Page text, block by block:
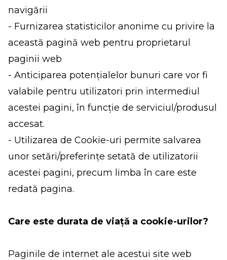
navigării
- Furnizarea statisticilor anonime cu privire la
această pagină web pentru proprietarul
paginii web
- Anticiparea potențialelor bunuri care vor fi
valabile pentru utilizatori prin intermediul
acestei pagini, în funcție de serviciul/produsul
accesat.
- Utilizarea de Cookie-uri permite salvarea
unor setări/preferințe setată de utilizatorii
acestei pagini, precum limba în care este
redată pagina.
Care este durata de viață a cookie-urilor?
Paginile de internet ale acestui site web